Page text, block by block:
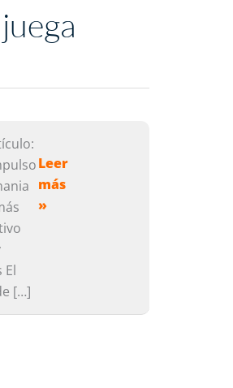
El
[…]
impacto
económico
de
la
Leer
más
»